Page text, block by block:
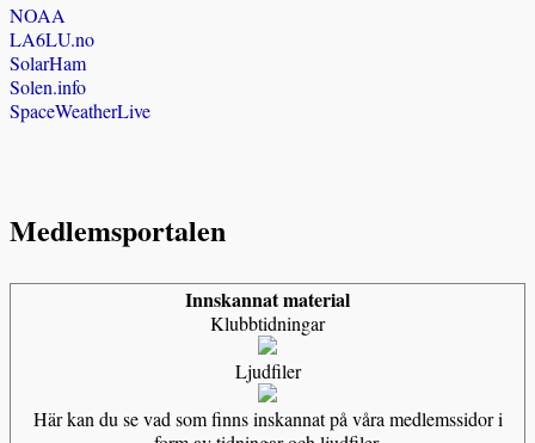
NOAA
LA6LU.no
SolarHam
Solen.info
SpaceWeatherLive
Medlemsportalen
Innskannat material
Klubbtidningar
Ljudfiler
Här kan du se vad som finns inskannat på våra medlemssidor i